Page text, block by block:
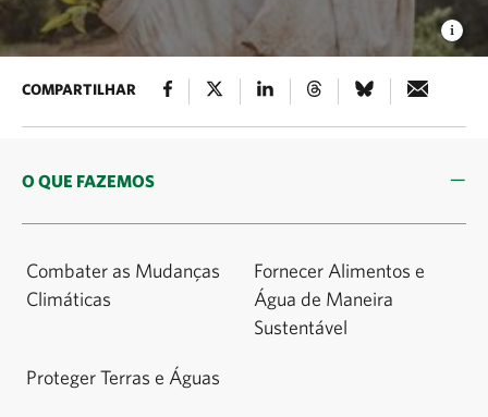
COMPARTILHAR
O QUE FAZEMOS
Combater as Mudanças
Climáticas
Fornecer Alimentos e
Água de Maneira
Sustentável
Proteger Terras e Águas